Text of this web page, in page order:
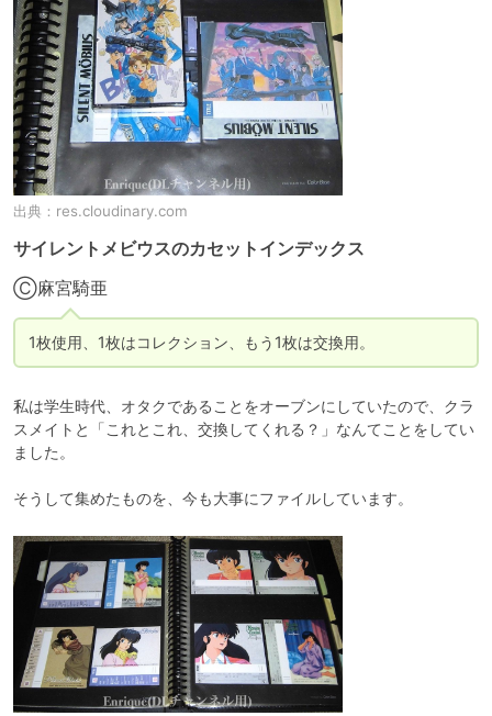
出典： res.cloudinary.com
サイレントメビウスのカセットインデックス
Ⓒ麻宮騎亜
1枚使用、1枚はコレクション、もう1枚は交換用。
私は学生時代、オタクであることをオーブンにしていたので、クラ
スメイトと「これとこれ、交換してくれる？」なんてことをしてい
ました。
そうして集めたものを、今も大事にファイルしています。